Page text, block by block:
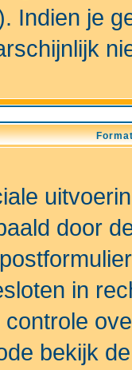
Indien je
door
in
bekijk